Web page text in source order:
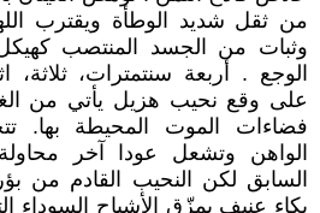
من ثقل شديد الوطأة ويقترب
وثبات من الجسد المنتصب
الوجع . أربعة سنتمترات، ثلاثة،
على وقع نحيب هزيل يأتي من
فضاءات الموت المحيطة بها.
الواهن وتشعل عودا آخر محاولة
السابق لكن النحيب القادم من
بكاء عنيف يمزّق الأشباح السوداء